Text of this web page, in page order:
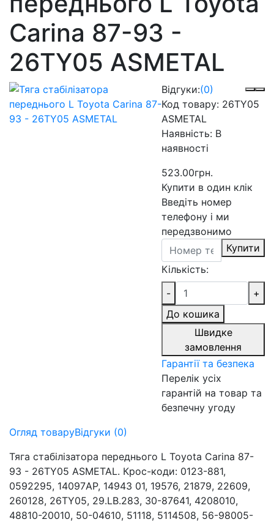
Carina 87-93 -
26TY05 ASMETAL
Відгуки:(0)
Код товару: 26TY05
ASMETAL
Наявність: В
наявності
523.00грн.
Купити в один клік
Введіть номер
телефону і ми
передзвонимо
Купити
Кількість:
-
+
До кошика
Швидке
замовлення
Гарантії та безпека
Перелік усіх
гарантій на товар та
безпечну угоду
Огляд товаруВідгуки (0)
Тяга стабілізатора переднього L Toyota Carina 87-
93 - 26TY05 ASMETAL. Крос-коди: 0123-881,
0592295, 14097AP, 14943 01, 19576, 21879, 22609,
260128, 26TY05, 29.LB.283, 30-87641, 4208010,
48810-20010, 50-04610, 51118, 5114508, 56-98005-